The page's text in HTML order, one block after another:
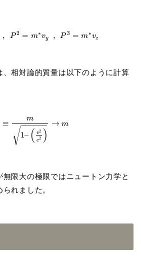
, P 2 = m∗vy , P 3 = m∗vz
相対論的質量は以下のように計算
≡
m
1– ( v2
c2 )
− −
−−−−
√
→ m
無限大の極限ではニュートン力学と
れました。